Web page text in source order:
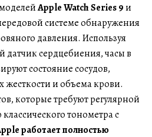
Apple Watch Series 9и
системе обнаружения
давления. Используя
датчик сердцебиения, часы в
состояние сосудов,
и объема крови.
которые требуют регулярной
тонометра с
работает полностью